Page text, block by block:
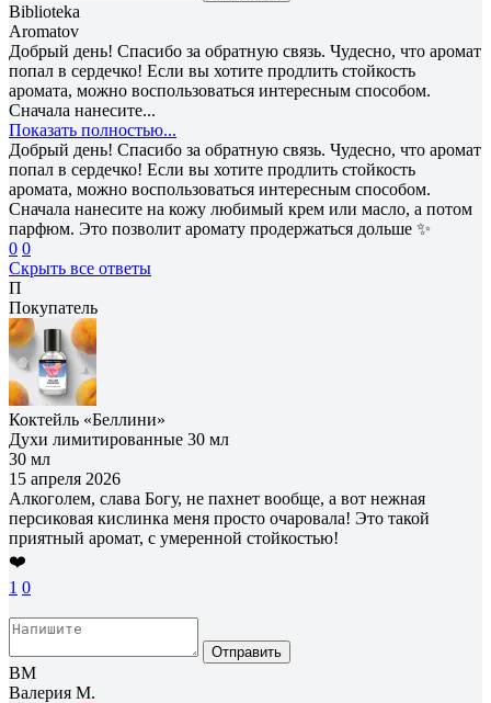
Biblioteka
Aromatov
Добрый день! Спасибо за обратную связь. Чудесно, что аромат
попал в сердечко! Если вы хотите продлить стойкость
аромата, можно воспользоваться интересным способом.
Сначала нанесите...
Показать полностью...
Добрый день! Спасибо за обратную связь. Чудесно, что аромат
попал в сердечко! Если вы хотите продлить стойкость
аромата, можно воспользоваться интересным способом.
Сначала нанесите на кожу любимый крем или масло, а потом
парфюм. Это позволит аромату продержаться дольше ✨
0 0
Скрыть все ответы
П
Покупатель
Коктейль «Беллини»
Духи лимитированные 30 мл
30 мл
15 апреля 2026
Алкоголем, слава Богу, не пахнет вообще, а вот нежная
персиковая кислинка меня просто очаровала! Это такой
приятный аромат, с умеренной стойкостью!
❤️
1 0
Отправить
ВМ
Валерия М.